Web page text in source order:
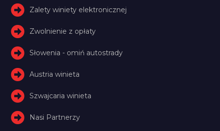
Zalety winiety elektronicznej
Zwolnienie z opłaty
Słowenia - omiń autostrady
Austria winieta
Szwajcaria winieta
Nasi Partnerzy